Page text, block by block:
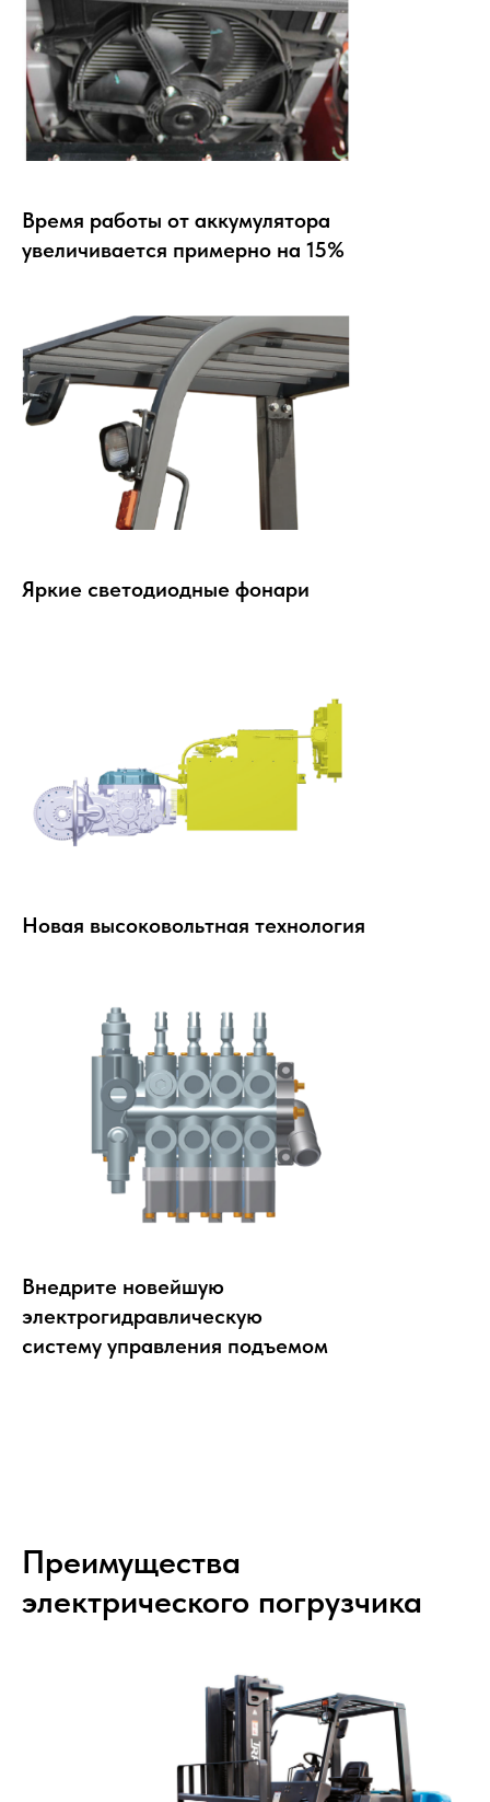
Время работы от аккумулятора
увеличивается примерно на 15%
Яркие светодиодные фонари
Новая высоковольтная технология
Внедрите новейшую
электрогидравлическую
систему управления подъемом
Преимущества
электрического погрузчика